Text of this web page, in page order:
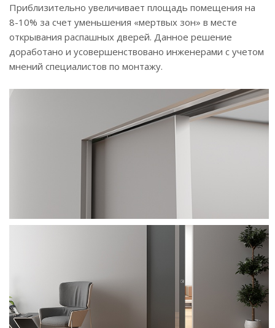
Приблизительно увеличивает площадь помещения на
8-10% за счет уменьшения «мертвых зон» в месте
открывания распашных дверей. Данное решение
доработано и усовершенствовано инженерами с учетом
мнений специалистов по монтажу.